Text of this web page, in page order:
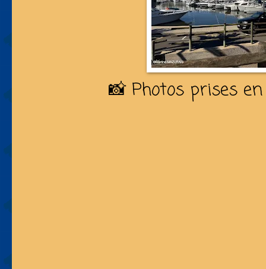
📸 Photos prises